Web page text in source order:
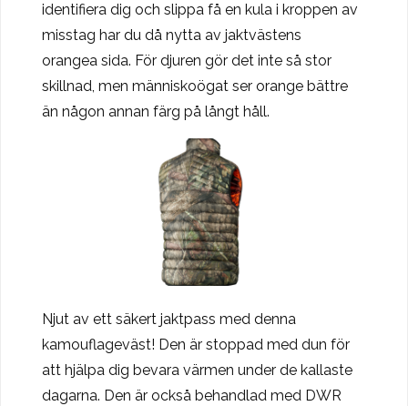
identifiera dig och slippa få en kula i kroppen av
misstag har du då nytta av jaktvästens
orangea sida. För djuren gör det inte så stor
skillnad, men människoögat ser orange bättre
än någon annan färg på långt håll.
Njut av ett säkert jaktpass med denna
kamouflageväst! Den är stoppad med dun för
att hjälpa dig bevara värmen under de kallaste
dagarna. Den är också behandlad med DWR